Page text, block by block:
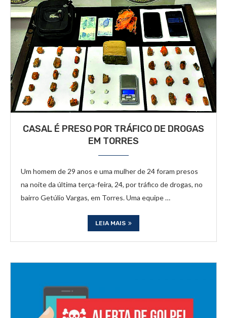
CASAL É PRESO POR TRÁFICO DE DROGAS
EM TORRES
Um homem de 29 anos e uma mulher de 24 foram presos
na noite da última terça-feira, 24, por tráfico de drogas, no
bairro Getúlio Vargas, em Torres. Uma equipe …
LEIA MAIS